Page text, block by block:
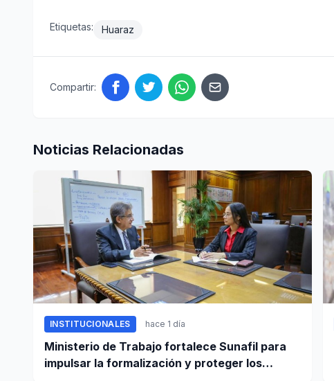
Etiquetas: Huaraz
Compartir:
Noticias Relacionadas
INSTITUCIONALES hace 1 día
Ministerio de Trabajo fortalece Sunafil para
impulsar la formalización y proteger los